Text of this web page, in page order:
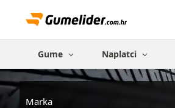
Gume Naplatci
Marka